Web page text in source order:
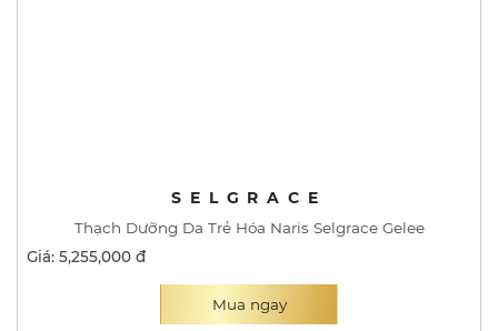
SELGRACE
Thạch Dưỡng Da Trẻ Hóa Naris Selgrace Gelee
Giá: 5,255,000 đ
Mua ngay